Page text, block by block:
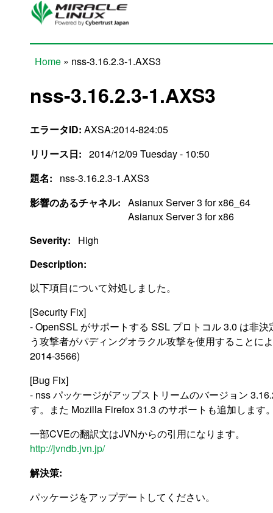
Skip to main content
Home » nss-3.16.2.3-1.AXS3
nss-3.16.2.3-1.AXS3
エラータID: AXSA:2014-824:05
リリース日: 2014/12/09 Tuesday - 10:50
題名:
nss-3.16.2.3-1.AXS3
影響のあるチャネル: Asianux Server 3 for x86_64
Asianux Server 3 for x86
Severity:
High
Description:
以下項目について対処しました。
[Security Fix]
- OpenSSL がサポートする SSL プロトコル 3.0 は非
う攻撃者がパディングオラクル攻撃を使用することに
2014-3566)
[Bug Fix]
- nss パッケージがアップストリームのバージョン
す。また Mozilla Firefox 31.3 のサポートも追加します
一部CVEの翻訳文はJVNからの引用になります。
http://jvndb.jvn.jp/
解決策:
パッケージをアップデートしてください。